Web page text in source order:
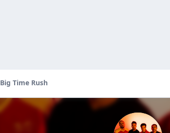
Big Time Rush